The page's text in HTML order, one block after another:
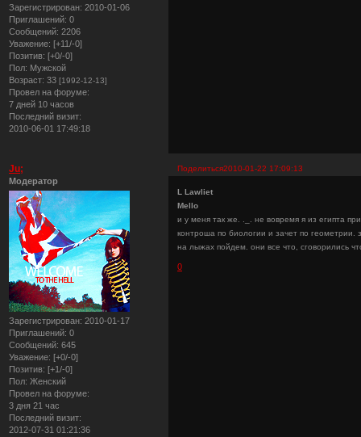
Зарегистрирован: 2010-01-06
Приглашений: 0
Сообщений: 2206
Уважение: [+11/-0]
Позитив: [+0/-0]
Пол: Мужской
Возраст: 33 [1992-12-13]
Провел на форуме:
7 дней 10 часов
Последний визит:
2010-06-01 17:49:18
Поделиться2010-01-22 17:09:13
Ju;
Модератор
Зарегистрирован: 2010-01-17
Приглашений: 0
Сообщений: 645
Уважение: [+0/-0]
Позитив: [+1/-0]
Пол: Женский
Провел на форуме:
3 дня 21 час
Последний визит:
2012-07-31 01:21:36
L Lawliet
Mello
и у меня так же. ._. не вовремя я из египта
контроша по биологии и зачет по геометрии.
на лыжах пойдем. они все что, сговорились
0